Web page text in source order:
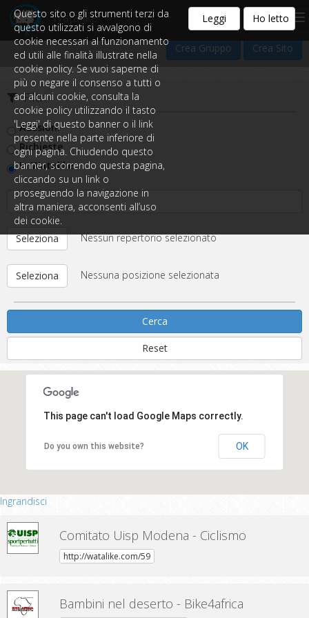
Watalike
Professionisti, società e gruppi
Crea Gruppo Crea Sito
Filtri
Adesioni
Richieste
In Watalike
Seleziona Nessun repertorio selezionato
Seleziona Nessuna posizione selezionata
Cerca
Reset
This page can't load Google Maps correctly.
Do you own this website? OK
Ingrandisci
Comitato Uisp Modena - Ciclismo
http://watalike.com/59
Bambini nel deserto - Bike4africa
Questo sito o gli strumenti terzi da
questo utilizzati si avvalgono di
cookie necessari al funzionamento
ed utili alle finalità illustrate nella
cookie policy. Se vuoi saperne di
più o negare il consenso a tutti o
ad alcuni cookie, consulta la
cookie policy utilizzando il tasto
'Leggi' di questo banner o il link
presente nella parte inferiore di
ogni pagina. Chiudendo questo
banner, scorrendo questa pagina,
cliccando su un link o
proseguendo la navigazione in
altra maniera, acconsenti all’uso
dei cookie.
Leggi Ho letto